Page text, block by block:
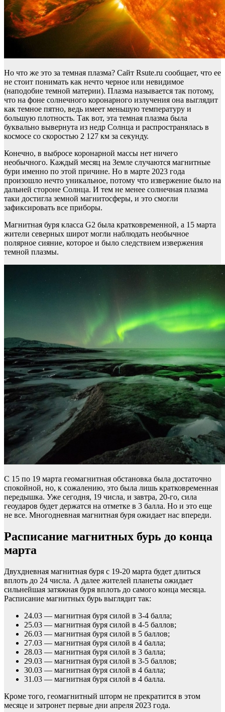
Но что же это за темная плазма? Сайт Rsute.ru сообщает, что ее
не стоит понимать как нечто черное или невидимое
(наподобие темной материи). Плазма называется так потому,
что на фоне солнечного коронарного излучения она выглядит
как темное пятно, ведь имеет меньшую температуру и
большую плотность. Так вот, эта темная плазма была
буквально вывернута из недр Солнца и распространялась в
космосе со скоростью 2 127 км за секунду.
Конечно, в выбросе коронарной массы нет ничего
необычного. Каждый месяц на Земле случаются магнитные
бури именно по этой причине. Но в марте 2023 года
произошло нечто уникальное, потому что извержение было на
дальней стороне Солнца. И тем не менее солнечная плазма
таки достигла земной магнитосферы, и это смогли
зафиксировать все приборы.
Магнитная буря класса G2 была кратковременной, а 15 марта
жители северных широт могли наблюдать необычное
полярное сияние, которое и было следствием извержения
темной плазмы.
С 15 по 19 марта геомагнитная обстановка была достаточно
спокойной, но, к сожалению, это была лишь кратковременная
передышка. Уже сегодня, 19 числа, и завтра, 20-го, сила
геоударов будет держатся на отметке в 3 балла. Но и это еще
не все. Многодневная магнитная буря ожидает нас впереди.
Расписание магнитных бурь до конца
марта
Двухдневная магнитная буря с 19-20 марта будет длиться
вплоть до 24 числа. А далее жителей планеты ожидает
сильнейшая затяжная буря вплоть до самого конца месяца.
Расписание магнитных бурь выглядит так:
24.03 — магнитная буря силой в 3-4 балла;
25.03 — магнитная буря силой в 4-5 баллов;
26.03 — магнитная буря силой в 5 баллов;
27.03 — магнитная буря силой в 4 балла;
28.03 — магнитная буря силой в 3 балла;
29.03 — магнитная буря силой в 3-5 баллов;
30.03 — магнитная буря силой в 4 балла;
31.03 — магнитная буря силой в 4 балла.
Кроме того, геомагнитный шторм не прекратится в этом
месяце и затронет первые дни апреля 2023 года.